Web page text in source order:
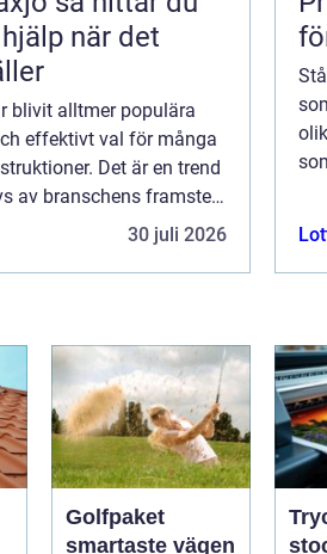
när det
blivit alltmer populära
effektivt val för många
Det är en trend
av branschens framsteg
teknik och design, ...
30 juli 2026
Golfpaket
smartaste vägen